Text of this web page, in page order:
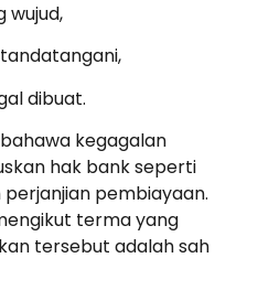
wujud,
dibuat.
kegagalan
hak bank seperti
pembiayaan.
terma yang
tersebut adalah sah